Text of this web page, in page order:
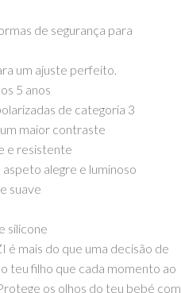
de segurança para
um ajuste perfeito.
5 anos
de categoria 3
maior contraste
e resistente
alegre e luminoso
suave
silicone
é mais do que uma decisão de
teu filho que cada momento ao
os olhos do teu bebé com